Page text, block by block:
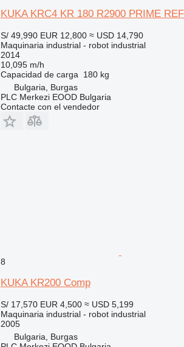
KUKA KRC4 KR 180 R2900 PRIME
S/ 49,990 EUR 12,800 ≈ USD 14,790
Maquinaria industrial - robot industrial
2014
10,095 m/h
Capacidad de carga
180 kg
Bulgaria, Burgas
PLC Merkezi EOOD Bulgaria
Contacte con el vendedor
8
KUKA KR200 Comp
S/ 17,570 EUR 4,500 ≈ USD 5,199
Maquinaria industrial - robot industrial
2005
Bulgaria, Burgas